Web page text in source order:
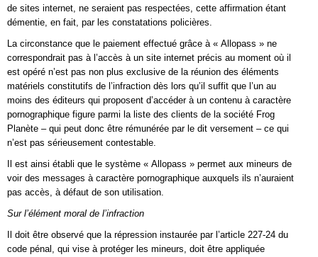
de sites internet, ne seraient pas respectées, cette affirmation étant
démentie, en fait, par les constatations policières.
La circonstance que le paiement effectué grâce à « Allopass » ne
correspondrait pas à l’accès à un site internet précis au moment où il
est opéré n’est pas non plus exclusive de la réunion des éléments
matériels constitutifs de l’infraction dès lors qu’il suffit que l’un au
moins des éditeurs qui proposent d’accéder à un contenu à caractère
pornographique figure parmi la liste des clients de la société Frog
Planète – qui peut donc être rémunérée par le dit versement – ce qui
n’est pas sérieusement contestable.
Il est ainsi établi que le système « Allopass » permet aux mineurs de
voir des messages à caractère pornographique auxquels ils n’auraient
pas accès, à défaut de son utilisation.
Sur l’élément moral de l’infraction
Il doit être observé que la répression instaurée par l’article 227-24 du
code pénal, qui vise à protéger les mineurs, doit être appliquée